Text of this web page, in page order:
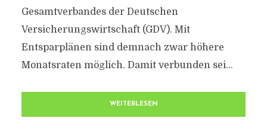
Gesamtverbandes der Deutschen
Versicherungswirtschaft (GDV). Mit
Entsparplänen sind demnach zwar höhere
Monatsraten möglich. Damit verbunden sei...
WEITERLESEN